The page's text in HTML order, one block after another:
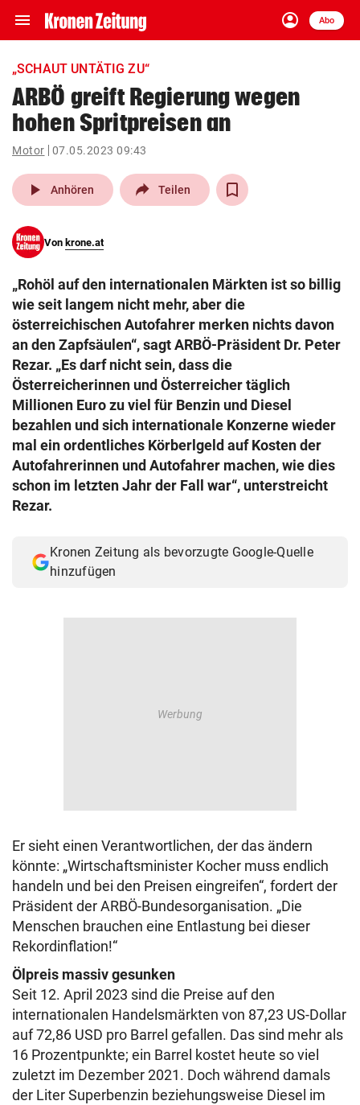
menu Navigation
ein-/ausklappen
account_circle
Anmelden
Abo
close Schließen
account_circle Anmelden
pin_drop
Wien arrow_right
search
eingeben
© Krone Multimedia GmbH & Co KG 2026
Muthgasse 2, 1190 Wien
„SCHAUT UNTÄTIG ZU“
ARBÖ greift Regierung wegen
hohen Spritpreisen an
Motor 07.05.2023 09:43
play_arrow Anhören Teilen
Von krone.at
„Rohöl auf den internationalen Märkten ist so billig
wie seit langem nicht mehr, aber die
österreichischen Autofahrer merken nichts davon
an den Zapfsäulen“, sagt ARBÖ-Präsident Dr. Peter
Rezar. „Es darf nicht sein, dass die
Österreicherinnen und Österreicher täglich
Millionen Euro zu viel für Benzin und Diesel
bezahlen und sich internationale Konzerne wieder
mal ein ordentliches Körberlgeld auf Kosten der
Autofahrerinnen und Autofahrer machen, wie dies
schon im letzten Jahr der Fall war“, unterstreicht
Rezar.
Kronen Zeitung als bevorzugte Google-Quelle
hinzufügen
Er sieht einen Verantwortlichen, der das ändern
könnte: „Wirtschaftsminister Kocher muss endlich
handeln und bei den Preisen eingreifen“, fordert der
Präsident der ARBÖ-Bundesorganisation. „Die
Menschen brauchen eine Entlastung bei dieser
Rekordinflation!“
Ölpreis massiv gesunken
Seit 12. April 2023 sind die Preise auf den
internationalen Handelsmärkten von 87,23 US-Dollar
auf 72,86 USD pro Barrel gefallen. Das sind mehr als
16 Prozentpunkte; ein Barrel kostet heute so viel
zuletzt im Dezember 2021. Doch während damals
der Liter Superbenzin beziehungsweise Diesel im